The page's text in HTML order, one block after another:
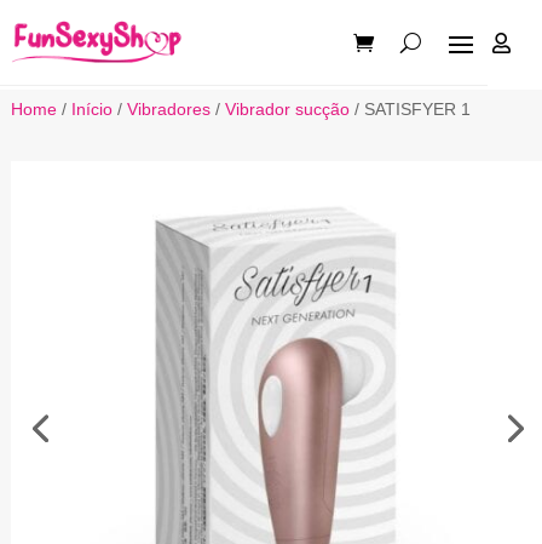

Home/ Início/ Vibradores/ Vibrador sucção/ SATISFYER 1